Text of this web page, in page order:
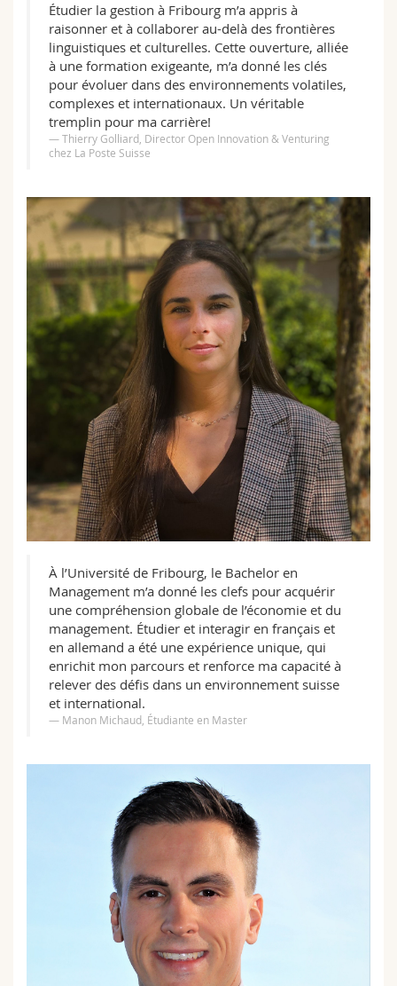
Étudier la gestion à Fribourg m’a appris à
raisonner et à collaborer au-delà des frontières
linguistiques et culturelles. Cette ouverture, alliée
à une formation exigeante, m’a donné les clés
pour évoluer dans des environnements volatiles,
complexes et internationaux. Un véritable
tremplin pour ma carrière!
Thierry Golliard, Director Open Innovation & Venturing
chez La Poste Suisse
À l’Université de Fribourg, le Bachelor en
Management m’a donné les clefs pour acquérir
une compréhension globale de l’économie et du
management. Étudier et interagir en français et
en allemand a été une expérience unique, qui
enrichit mon parcours et renforce ma capacité à
relever des défis dans un environnement suisse
et international.
Manon Michaud, Étudiante en Master